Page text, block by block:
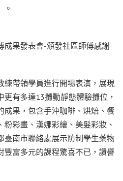
。
果發表會-頒發社區師傅感謝
練帶領學員進行開場表演，展現
有多達13攤動靜態體驗攤位，
成果，包含手沖咖啡、烘焙、餐
彩畫、漢娜彩繪、美髮彩妝、
臺南市聯絡處展示防制學生藥物
豐富多元的課程驚喜不已，讚譽